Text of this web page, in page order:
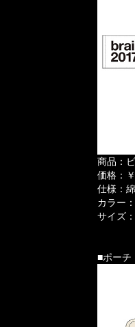
商品：
価格：
仕様：
カラー
サイズ
■ポーチ